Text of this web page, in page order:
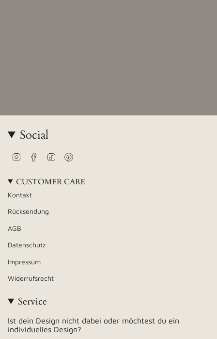
Social
InstagramFacebook
TikTok
CUSTOMER CARE
Kontakt
Rücksendung
AGB
Datenschutz
Impressum
Widerrufsrecht
Service
Ist dein Design nicht dabei oder möchtest du ein
individuelles Design?